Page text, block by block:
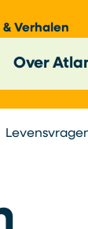
& Verhalen
Over